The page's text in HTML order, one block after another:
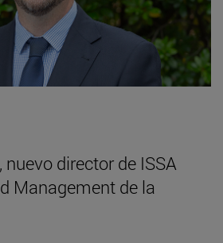
nuevo director de ISSA
Management de la